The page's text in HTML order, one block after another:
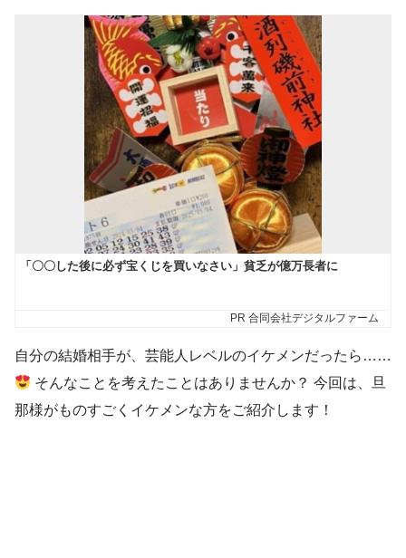
自分の結婚相手が、芸能人レベルのイケメンだったら……
そんなことを考えたことはありませんか？ 今回は、旦
那様がものすごくイケメンな方をご紹介します！